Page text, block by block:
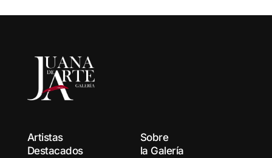
Artistas
Destacados
Sobre
la Galería